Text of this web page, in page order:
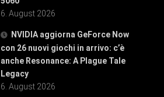
6. August 2026
NVIDIA aggiorna GeForce Now
con 26 nuovi giochi in arrivo: c’è
anche Resonance: A Plague Tale
Legacy
6. August 2026